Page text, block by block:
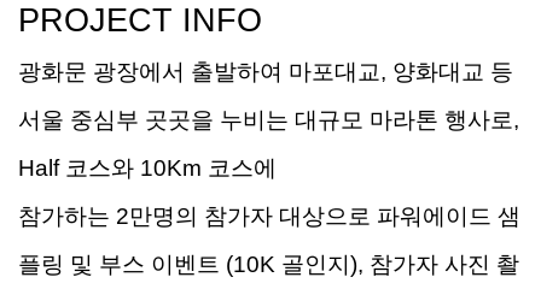
PROJECT INFO
광화문 광장에서 출발하여 마포대교, 양화대교 등
서울 중심부 곳곳을 누비는 대규모 마라톤 행사로,
Half 코스와 10Km 코스에
참가하는 2만명의 참가자 대상으로 파워에이드 샘
플링 및 부스 이벤트 (10K 골인지), 참가자 사진 촬